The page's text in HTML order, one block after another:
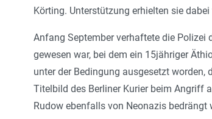
Körting. Unterstützung erhielten sie
Anfang September verhaftete die
gewesen war, bei dem ein 15jähriger
unter der Bedingung ausgesetzt
Titelbild des Berliner Kurier beim Angriff
Rudow ebenfalls von Neonazis